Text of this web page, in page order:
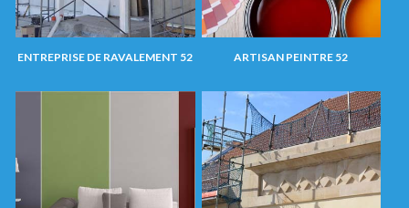
ENTREPRISE DE RAVALEMENT 52 ARTISAN PEINTRE 52